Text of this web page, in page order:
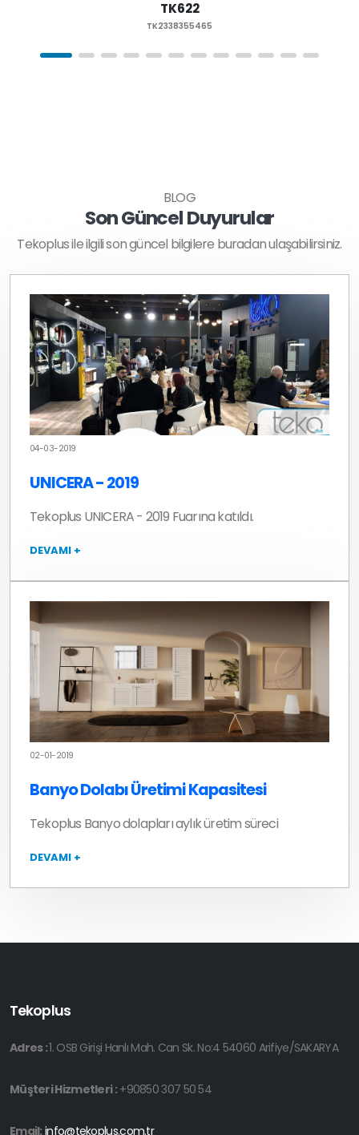
TK622
TK2338355465
BLOG
Son Güncel Duyurular
Tekoplus ile ilgili son güncel bilgilere buradan ulaşabilirsiniz.
04-03-2019
UNICERA - 2019
Tekoplus UNICERA - 2019 Fuarına katıldı.
DEVAMI +
02-01-2019
Banyo Dolabı Üretimi Kapasitesi
Tekoplus Banyo dolapları aylık üretim süreci
DEVAMI +
Tekoplus
Adres :1. OSB Girişi Hanlı Mah. Can Sk. No:4 54060 Arifiye/SAKARYA
Müşteri Hizmetleri : +90850 307 50 54
Email: info@tekoplus.com.tr